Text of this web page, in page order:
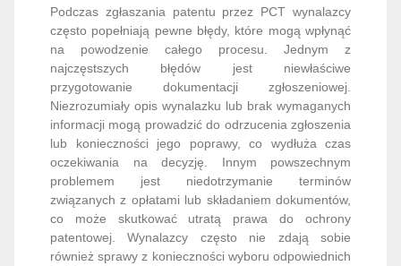
Podczas zgłaszania patentu przez PCT wynalazcy
często popełniają pewne błędy, które mogą wpłynąć
na powodzenie całego procesu. Jednym z
najczęstszych błędów jest niewłaściwe
przygotowanie dokumentacji zgłoszeniowej.
Niezrozumiały opis wynalazku lub brak wymaganych
informacji mogą prowadzić do odrzucenia zgłoszenia
lub konieczności jego poprawy, co wydłuża czas
oczekiwania na decyzję. Innym powszechnym
problemem jest niedotrzymanie terminów
związanych z opłatami lub składaniem dokumentów,
co może skutkować utratą prawa do ochrony
patentowej. Wynalazcy często nie zdają sobie
również sprawy z konieczności wyboru odpowiednich